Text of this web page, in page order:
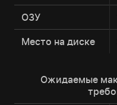
ОЗУ
Место на диске
Ожидаемые